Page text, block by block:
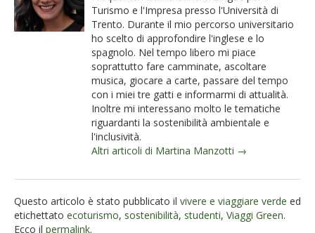
Turismo e l'Impresa presso l'Università di
Trento. Durante il mio percorso universitario
ho scelto di approfondire l'inglese e lo
spagnolo. Nel tempo libero mi piace
soprattutto fare camminate, ascoltare
musica, giocare a carte, passare del tempo
con i miei tre gatti e informarmi di attualità.
Inoltre mi interessano molto le tematiche
riguardanti la sostenibilità ambientale e
l'inclusività.
Altri articoli di Martina Manzotti →
Questo articolo è stato pubblicato il vivere e viaggiare verde ed
etichettato ecoturismo, sostenibilità, studenti, Viaggi Green.
Ecco il permalink.